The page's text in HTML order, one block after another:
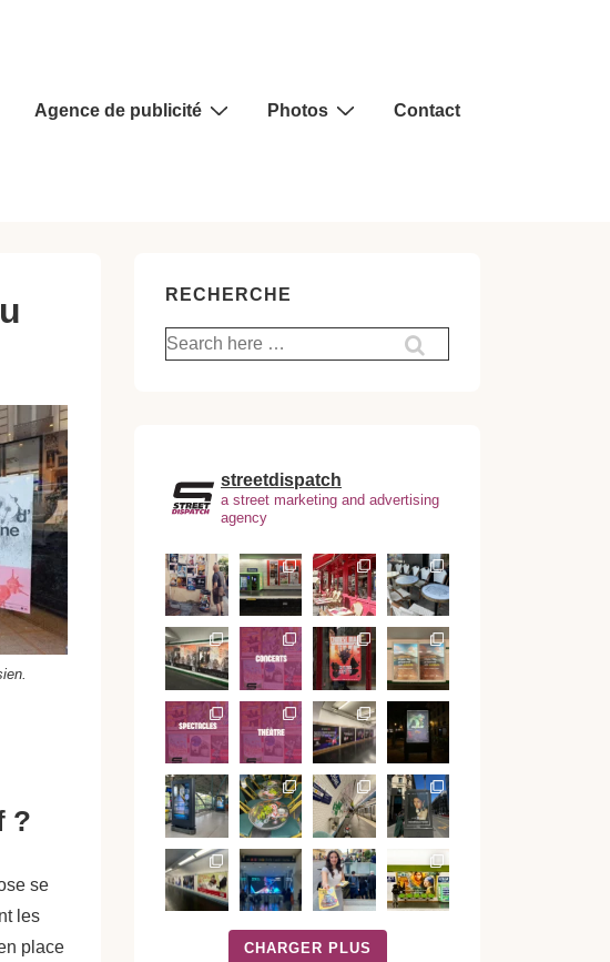
Agence de publicité Photos Contact
?
se
les
place
RECHERCHE
Recherche
pour:
streetdispatch
a street marketing and advertising
agency
CHARGER PLUS